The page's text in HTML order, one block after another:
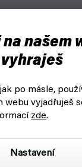
na našem
vyhraješ
po másle,
webu vyjadřuješ
zde.
Nastavení